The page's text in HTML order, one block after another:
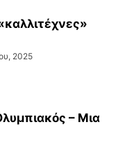
2025
– Μια